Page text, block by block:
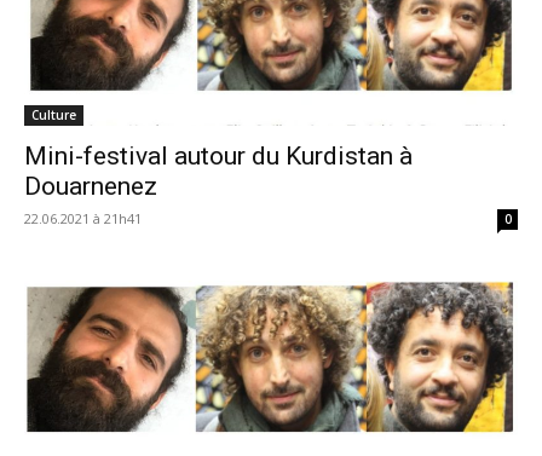
Culture
Mini-festival autour du Kurdistan à
Douarnenez
22.06.2021 à 21h41 0